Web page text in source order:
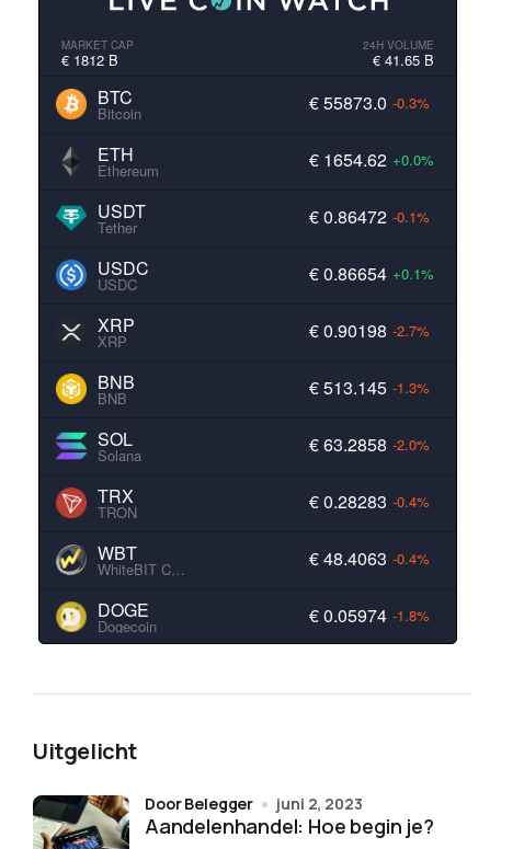
MARKET CAP
€ 1812 B
24H VOLUME
€ 41.65 B
BTC
Bitcoin € 55873.0 -0.3%
ETH
Ethereum € 1654.62 +0.0%
USDT
Tether € 0.86472 -0.1%
USDC
USDC € 0.86654 +0.1%
XRP
XRP € 0.90198 -2.7%
BNB
BNB € 513.145 -1.3%
SOL
Solana € 63.2858 -2.0%
TRX
TRON € 0.28283 -0.4%
WBT
WhiteBIT Coin € 48.4063 -0.4%
DOGE
Dogecoin € 0.05974 -1.8%
Uitgelicht
Aandelenhandel: Hoe begin je?
door Belegger juni 2, 2023